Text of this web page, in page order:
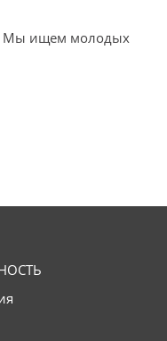
Мы ищем молодых